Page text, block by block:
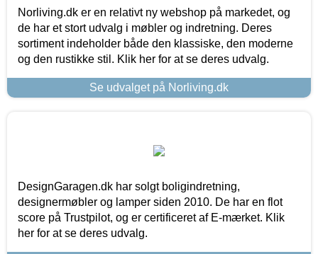
Norliving.dk er en relativt ny webshop på markedet, og
de har et stort udvalg i møbler og indretning. Deres
sortiment indeholder både den klassiske, den moderne
og den rustikke stil. Klik her for at se deres udvalg.
Se udvalget på Norliving.dk
DesignGaragen.dk har solgt boligindretning,
designermøbler og lamper siden 2010. De har en flot
score på Trustpilot, og er certificeret af E-mærket. Klik
her for at se deres udvalg.